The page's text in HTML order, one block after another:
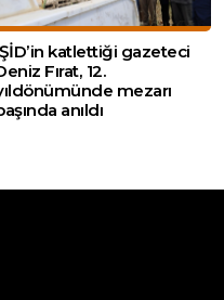
katlettiği gazeteci
Fırat, 12.
mezarı
anıldı